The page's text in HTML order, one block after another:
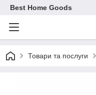
Best Home Goods
Товари та послуги